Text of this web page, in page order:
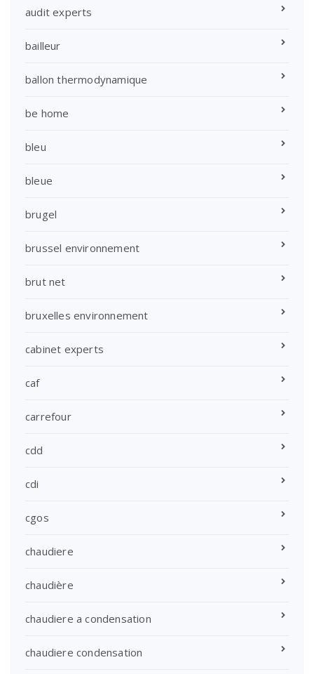
audit experts
bailleur
ballon thermodynamique
be home
bleu
bleue
brugel
brussel environnement
brut net
bruxelles environnement
cabinet experts
caf
carrefour
cdd
cdi
cgos
chaudiere
chaudière
chaudiere a condensation
chaudiere condensation